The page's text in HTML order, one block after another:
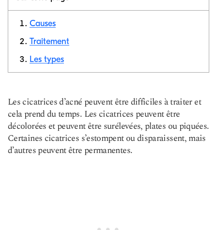
lien
Causes
Traitement
Les types
Les cicatrices d’acné peuvent être difficiles à traiter et
cela prend du temps. Les cicatrices peuvent être
décolorées et peuvent être surélevées, plates ou piquées.
Certaines cicatrices s’estompent ou disparaissent, mais
d’autres peuvent être permanentes.